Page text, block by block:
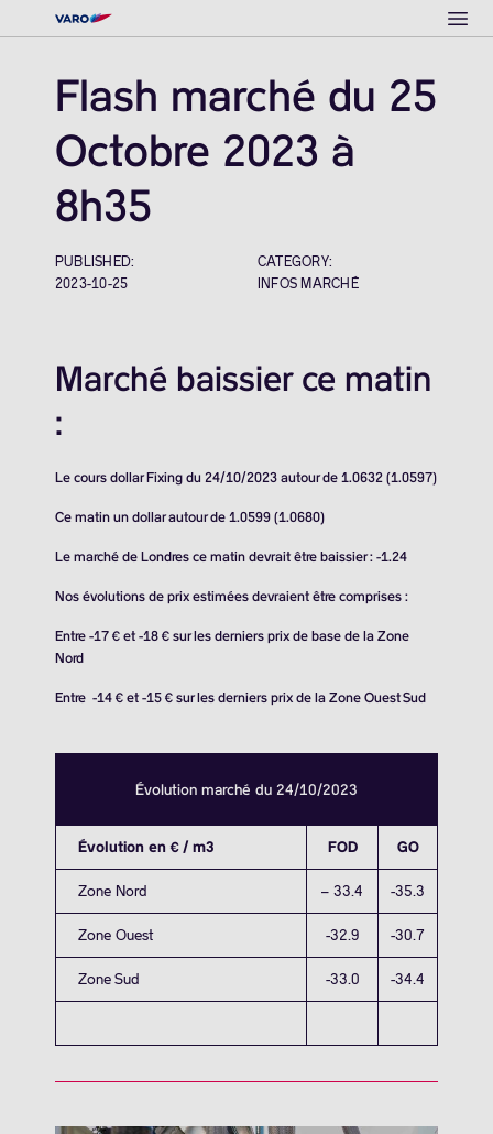
Flash marché du 25
Octobre 2023 à
8h35
PUBLISHED:
2023-10-25
CATEGORY:
INFOS MARCHÉ
Marché baissier ce matin
:
Le cours dollar Fixing du 24/10/2023 autour de 1.0632 (1.0597)
Ce matin un dollar autour de 1.0599 (1.0680)
Le marché de Londres ce matin devrait être baissier : -1.24
Nos évolutions de prix estimées devraient être comprises :
Entre -17 € et -18 € sur les derniers prix de base de la Zone
Nord
Entre -14 € et -15 € sur les derniers prix de la Zone Ouest Sud
Évolution marché du 24/10/2023
Évolution en € / m3 FOD GO
Zone Nord – 33.4 -35.3
Zone Ouest -32.9 -30.7
Zone Sud -33.0 -34.4